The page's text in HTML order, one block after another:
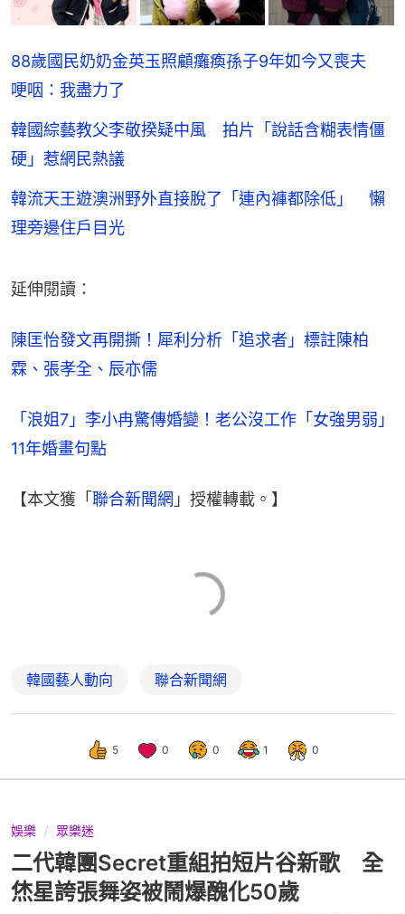
88歲國民奶奶金英玉照顧癱瘓孫子9年如今又喪夫
哽咽：我盡力了
韓國綜藝教父李敬揆疑中風 拍片「說話含糊表情僵
硬」惹網民熱議
韓流天王遊澳洲野外直接脫了「連內褲都除低」 懶
理旁邊住戶目光
延伸閱讀：
陳匡怡發文再開撕！犀利分析「追求者」標註陳柏
霖、張孝全、辰亦儒
「浪姐7」李小冉驚傳婚變！老公沒工作「女強男弱」
11年婚畫句點
【本文獲「 聯合新聞網 」授權轉載。】
韓國藝人動向 聯合新聞網
5 0 0 1 0
娛樂 眾樂迷
二代韓團Secret重組拍短片谷新歌 全
烋星誇張舞姿被鬧爆醜化50歲